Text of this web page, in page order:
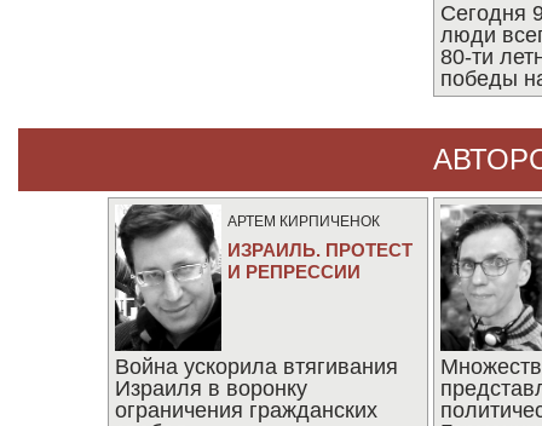
Сегодня
люди
80-ти
победы
АРТЕМ КИРПИЧЕНОК
ИЗРАИЛЬ. ПРОТЕСТ
И РЕПРЕССИИ
Война ускорила втягивания
Израиля в воронку
ограничения гражданских